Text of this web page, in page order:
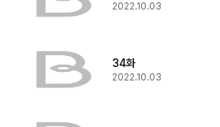
2022.10.03
34화
2022.10.03